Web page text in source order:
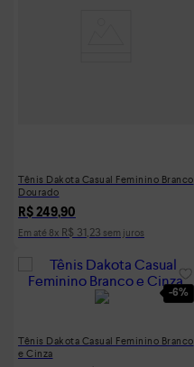
Tênis Dakota Casual Feminino Branco
Dourado
R$ 249,90
Em até 8x R$ 31,23 sem juros
-6%
Tênis Dakota Casual Feminino Branco
e Cinza